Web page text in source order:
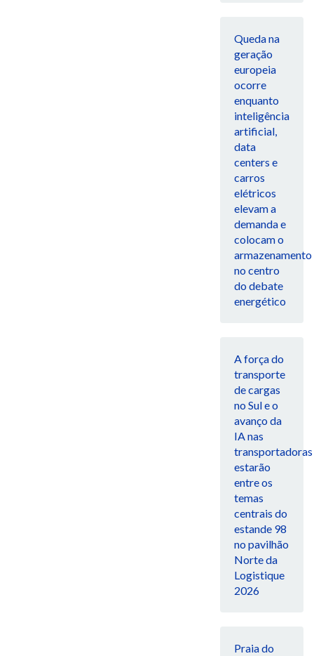
Queda na
geração
europeia
ocorre
enquanto
inteligência
artificial,
data
centers e
carros
elétricos
elevam a
demanda e
colocam o
armazenamento
no centro
do debate
energético
A força do
transporte
de cargas
no Sul e o
avanço da
IA nas
transportadoras
estarão
entre os
temas
centrais do
estande 98
no pavilhão
Norte da
Logistique
2026
Praia do